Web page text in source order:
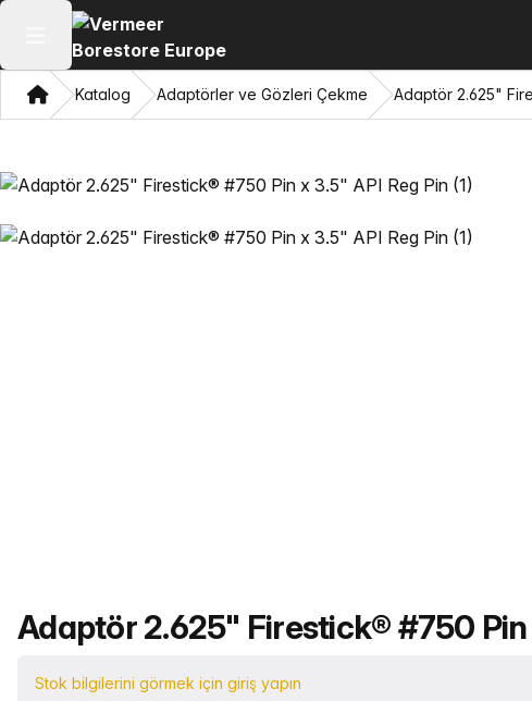
Ana menüyü aç
Ev Katalog Adaptörler ve Gözleri Çekme Adaptör 2.625"
Ürün adı
Adaptör 2.625" Firestick® #750 Pin
Stok bilgilerini görmek için giriş yapın